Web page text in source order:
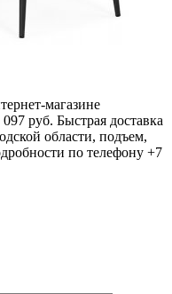
магазине
руб. Быстрая доставка
области, подъем,
по телефону +7